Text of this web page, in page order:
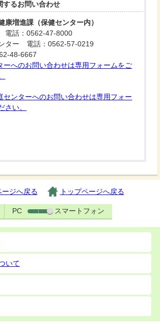
するお問い合わせ
増進課（保健センター内）
電話：0562-47-8000
ター 電話：0562-57-0219
48-6667
ーへのお問い合わせは専用フォームをご
センターへのお問い合わせは専用フォー
さい。
ージへ戻る トップページへ戻る
PC スマートフォン
いて